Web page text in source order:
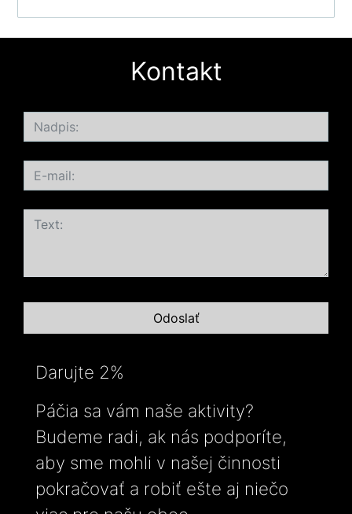
Kontakt
Darujte 2%
Páčia sa vám naše aktivity?
Budeme radi, ak nás podporíte,
aby sme mohli v našej činnosti
pokračovať a robiť ešte aj niečo